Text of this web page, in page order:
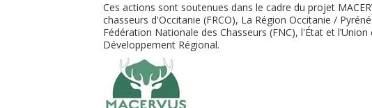
Ces actions sont soutenues dans le cadre du projet
chasseurs d'Occitanie (FRCO), La Région Occitanie /
Fédération Nationale des Chasseurs (FNC), l'État et
Développement Régional.